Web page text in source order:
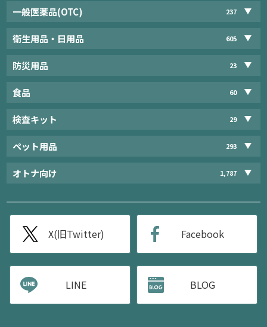
一般医薬品(OTC) 237
衛生用品・日用品 605
防災用品 23
食品 60
検査キット 29
ペット用品 293
オトナ向け 1,787
X(旧Twitter) Facebook
LINE BLOG